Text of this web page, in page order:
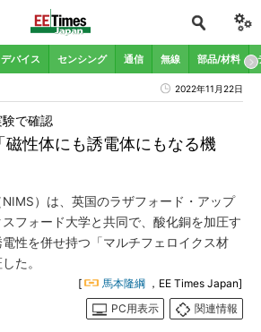
デバイス センシング 通信 無線 部品/材料
2022年11月22日
性体にも誘電体にもなる機
で確認
）は、英国のラザフォード・アップ
フォード大学と共同で、酸化銅を加圧す
性を併せ持つ「マルチフェロイクス材
た。
[ 馬本隆綱 ，EE Times Japan]
PC用表示
関連情報